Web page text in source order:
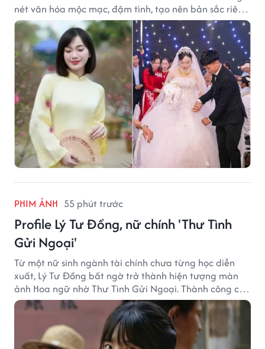
nét văn hóa mộc mạc, đậm tình, tạo nên bản sắc riêng
của vùng đất xứ Nghệ.
PHIM ẢNH 55 phút trước
Profile Lý Tư Đồng, nữ chính 'Thư Tình
Gửi Ngoại'
Từ một nữ sinh ngành tài chính chưa từng học diễn
xuất, Lý Tư Đồng bất ngờ trở thành hiện tượng màn
ảnh Hoa ngữ nhờ Thư Tình Gửi Ngoại. Thành công của
bộ phim doanh thu hơn 8.100 tỷ đồng đã mở ra bước
ngoặt lớn trong cuộc đời cô gái sinh năm 2004.